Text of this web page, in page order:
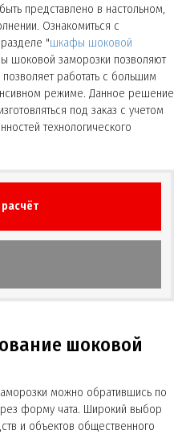
представлено в настольном,
Ознакомиться с
"шкафы шоковой
шоковой заморозки позволяют
работать с большим
режиме. Данное решение
под заказ с учетом
технологического
шоковой
можно обратившись по
форму чата. Широкий выбор
и объектов общественного